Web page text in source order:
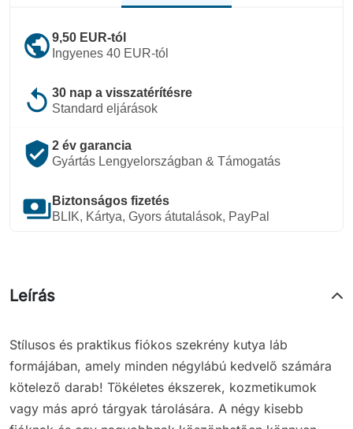
public9,50 EUR-tól
Ingyenes 40 EUR-tól
replay 30 nap a visszatérítésre
Standard eljárások
verified_user 2 év garancia
Gyártás Lengyelországban & Támogatás
payments Biztonságos fizetés
BLIK, Kártya, Gyors átutalások, PayPal
Leírás
Stílusos és praktikus fiókos szekrény kutya láb
formájában, amely minden négylábú kedvelő számára
kötelező darab! Tökéletes ékszerek, kozmetikumok
vagy más apró tárgyak tárolására. A négy kisebb